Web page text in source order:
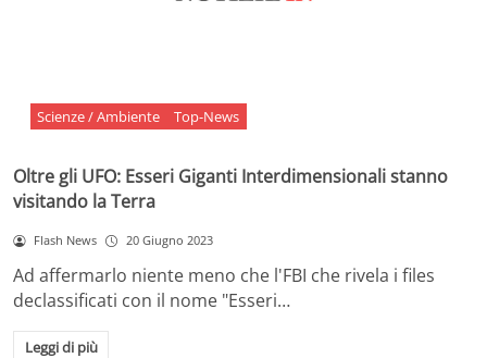
Scienze / Ambiente Top-News
Oltre gli UFO: Esseri Giganti Interdimensionali stanno
visitando la Terra
Flash News 20 Giugno 2023
Ad affermarlo niente meno che l'FBI che rivela i files
declassificati con il nome "Esseri…
Leggi di più